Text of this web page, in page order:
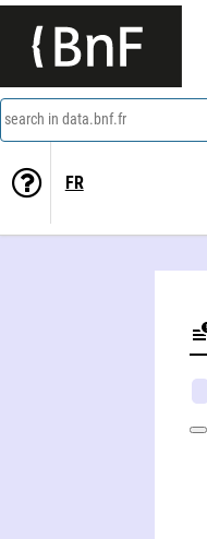
search in data.bnf.fr
FR